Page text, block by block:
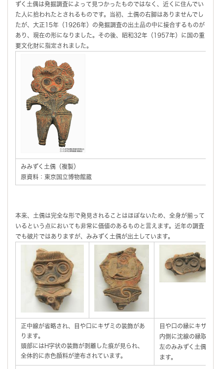
ずく土偶は発掘調査によって見つかったものではなく、近くに住んでい
た人に拾われたとされるものです。当初、土偶の右脚はありませんでし
たが、大正15年（1926年）の発掘調査の出土品の中に接合するものが
あり、現在の形になりました。その後、昭和32年（1957年）に国の重
要文化財に指定されました。
みみずく土偶（複製）
原資料：東京国立博物館蔵
本来、土偶は完全な形で発見されることはほぼないため、全身が揃って
いるという点においても非常に価値のあるものと言えます。近年の調査
でも破片ではありますが、みみずく土偶が出土しています。
正中線が省略され、目や口にキザミの装飾があ
ります。
頭部にはH字状の装飾が剥離した痕が見られ、
全体的に赤色顔料が塗布されています。
目や口の縁にキザミ
内側に沈線の縁取りは
左のみみずく土偶より
ます。